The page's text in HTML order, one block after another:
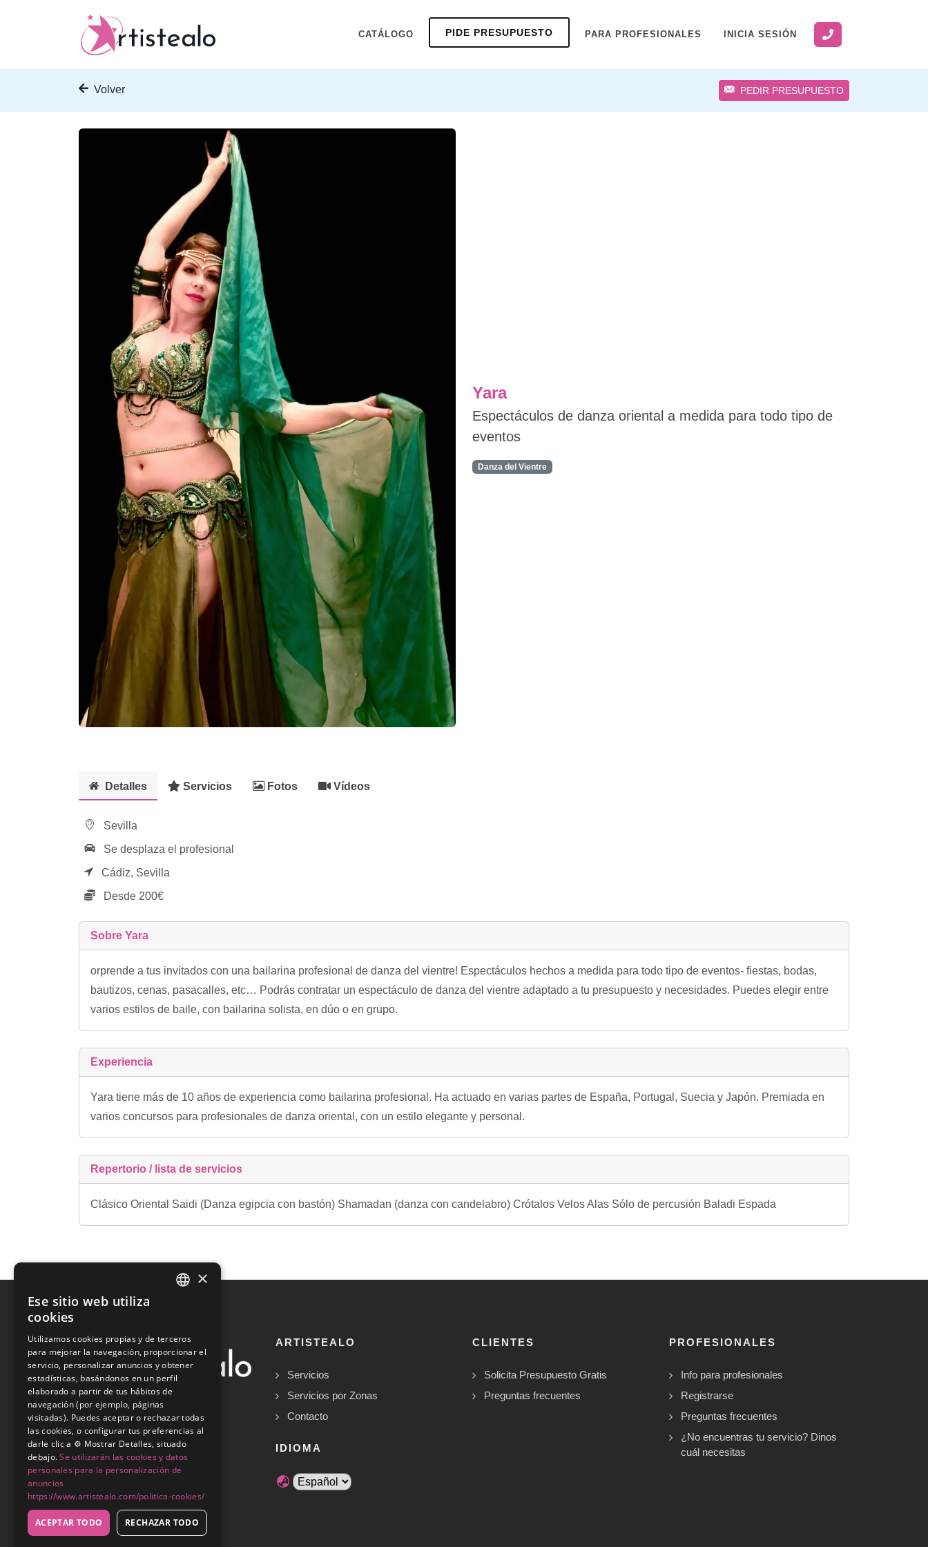
CATÁLOGO PIDE PRESUPUESTO PARA PROFESIONALES INICIA SESIÓN
Volver PEDIR PRESUPUESTO
Yara
Espectáculos de danza oriental a medida para todo tipo de
eventos
Danza del Vientre
Detalles Servicios Fotos Vídeos
Sevilla
Se desplaza el profesional
Cádiz, Sevilla
Desde 200€
Sobre Yara
orprende a tus invitados con una bailarina profesional de danza del vientre! Espectáculos hechos a medida para todo tipo de eventos- fiestas, bodas,
bautizos, cenas, pasacalles, etc… Podrás contratar un espectáculo de danza del vientre adaptado a tu presupuesto y necesidades. Puedes elegir entre
varios estilos de baile, con bailarina solista, en dúo o en grupo.
Experiencia
Yara tiene más de 10 años de experiencia como bailarina profesional. Ha actuado en varias partes de España, Portugal, Suecia y Japón. Premiada en
varios concursos para profesionales de danza oriental, con un estilo elegante y personal.
Repertorio / lista de servicios
Clásico Oriental Saidi (Danza egipcia con bastón) Shamadan (danza con candelabro) Crótalos Velos Alas Sólo de percusión Baladi Espada
Copyrights © 2026
ARTISTEALO
Servicios
Servicios por Zonas
Contacto
IDIOMA
CLIENTES
Solicita Presupuesto Gratis
Preguntas frecuentes
PROFESIONALES
Info para profesionales
Registrarse
Preguntas frecuentes
¿No encuentras tu servicio? Dinos
cuál necesitas
×
Ese sitio web utiliza
cookies
Utilizamos cookies propias y de terceros
para mejorar la navegación, proporcionar el
servicio, personalizar anuncios y obtener
estadísticas, basándonos en un perfil
elaborado a partir de tus hábitos de
navegación (por ejemplo, páginas
visitadas). Puedes aceptar o rechazar todas
las cookies, o configurar tus preferencias al
darle clic a ⚙️ Mostrar Detalles, situado
debajo.Se utilizarán las cookies y datos
personales para la personalización de
anuncios
https://www.artistealo.com/politica-cookies/
ACEPTAR TODO RECHAZAR TODO